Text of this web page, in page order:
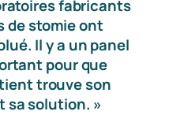
fabricants
de stomie ont
Il y a un panel
pour que
trouve son
sa solution. »